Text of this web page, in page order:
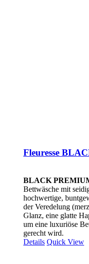
Fleuresse
BLACK
Bettwäsche mit
hochwertige,
der Veredelung
Glanz, eine glatte
um eine luxuriöse
gerecht wird.
Details Quick View